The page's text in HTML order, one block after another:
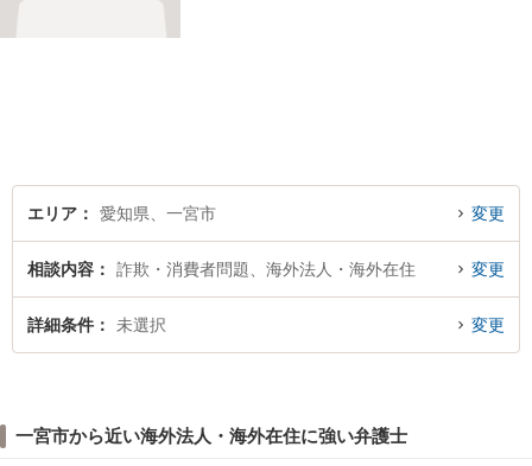
エリア 愛知県、一宮市 変更
相談内容 詐欺・消費者問題、海外法人・海外在住 変更
詳細条件 未選択 変更
一宮市から近い海外法人・海外在住に強い弁護士